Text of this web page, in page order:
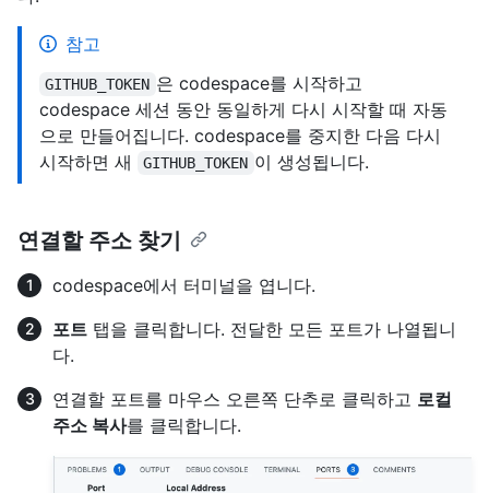
참고
GITHUB_TOKEN 은 codespace를 시작하고
codespace 세션 동안 동일하게 다시 시작할 때 자동
으로 만들어집니다. codespace를 중지한 다음 다시
시작하면 새
GITHUB_TOKEN 이 생성됩니다.
연결할 주소 찾기
codespace에서 터미널을 엽니다.
포트 탭을 클릭합니다. 전달한 모든 포트가 나열됩니
다.
연결할 포트를 마우스 오른쪽 단추로 클릭하고 로컬
주소 복사를 클릭합니다.